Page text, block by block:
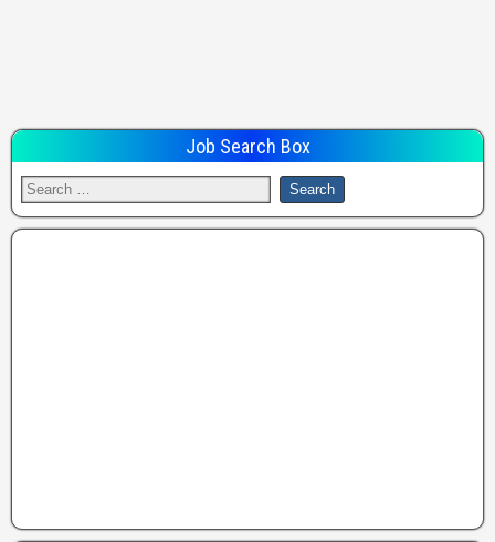
Job Search Box